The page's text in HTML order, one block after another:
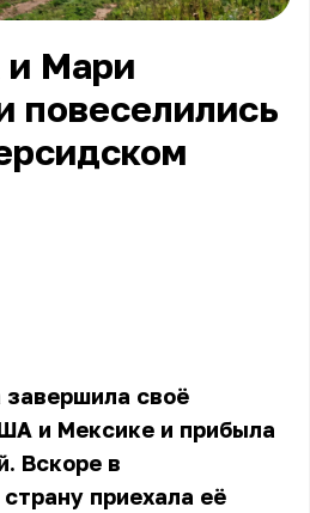
и Мари
повеселились
своё
и Мексике и прибыла
Вскоре в
приехала её